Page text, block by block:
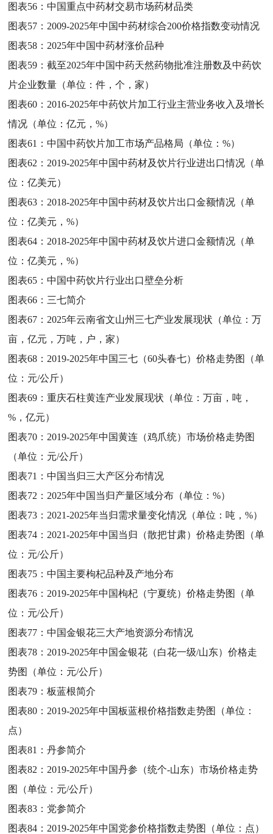
图表56：中国重点中药材交易市场药材品类
图表57： 2009-2025年中国中药材综合200价格指数变动情况
图表58： 2025年中国中药材涨价品种
图表59：截至2025年中国中药天然药物批准注册数及中药饮
片企业数量（单位：件，个，家）
图表60： 2016-2025年中药饮片加工行业主营业务收入及增长
情况（单位：亿元，%）
图表61：中国中药饮片加工市场产品格局（单位：%）
图表62： 2019-2025年中国中药材及饮片行业进出口情况（单
位：亿美元）
图表63： 2018-2025年中国中药材及饮片出口金额情况（单
位：亿美元，%）
图表64： 2018-2025年中国中药材及饮片进口金额情况（单
位：亿美元，%）
图表65：中国中药饮片行业出口壁垒分析
图表66： 三七简介
图表67： 2025年云南省文山州三七产业发展现状（单位：万
亩，亿元，万吨，户，家）
图表68： 2019-2025年中国三七（60头春七）价格走势图（单
位：元/公斤）
图表69：重庆石柱黄连产业发展现状（单位：万亩，吨，
%，亿元）
图表70： 2019-2025年中国黄连（鸡爪统）市场价格走势图
（单位：元/公斤）
图表71：中国当归三大产区分布情况
图表72： 2025年中国当归产量区域分布（单位：%）
图表73： 2021-2025年当归需求量变化情况（单位：吨，%）
图表74： 2021-2025年中国当归（散把甘肃）价格走势图（单
位：元/公斤）
图表75：中国主要枸杞品种及产地分布
图表76： 2019-2025年中国枸杞（宁夏统）价格走势图（单
位：元/公斤）
图表77：中国金银花三大产地资源分布情况
图表78： 2019-2025年中国金银花（白花一级/山东）价格走
势图（单位：元/公斤）
图表79：板蓝根简介
图表80： 2019-2025年中国板蓝根价格指数走势图（单位：
点）
图表81：丹参简介
图表82： 2019-2025年中国丹参（统个-山东）市场价格走势
图（单位：元/公斤）
图表83： 党参简介
图表84： 2019-2025年中国党参价格指数走势图（单位：点）